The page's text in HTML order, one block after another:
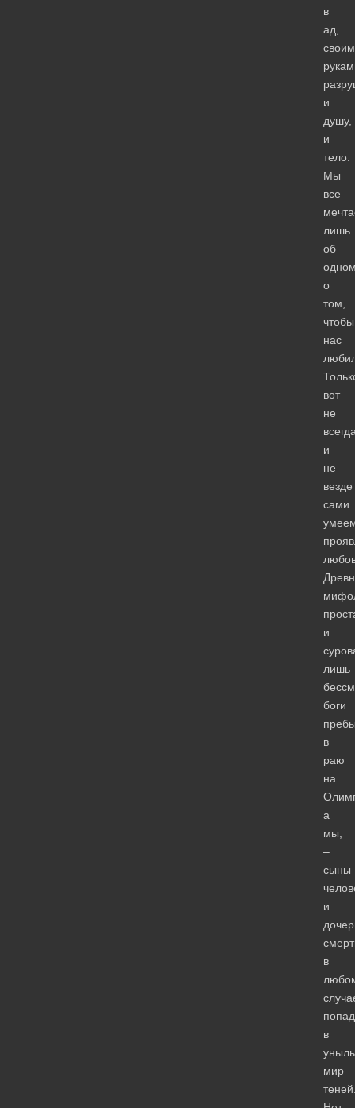
в
ад,
и
душу,
и
тело.
Мы
все
лишь
об
о
том,
чтобы
нас
вот
не
и
не
везде
сами
и
лишь
боги
в
раю
на
а
мы,
–
сыны
и
в
в
мир